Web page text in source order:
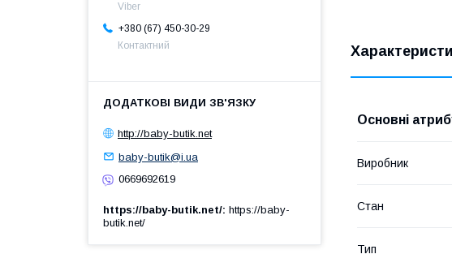
Основні
Виробник
Стан
Тип
Viber
+380 (67) 450-30-29
Контактний
http://baby-butik.net
baby-butik@i.ua
0669692619
https://baby-butik.net/ https://baby-
butik.net/